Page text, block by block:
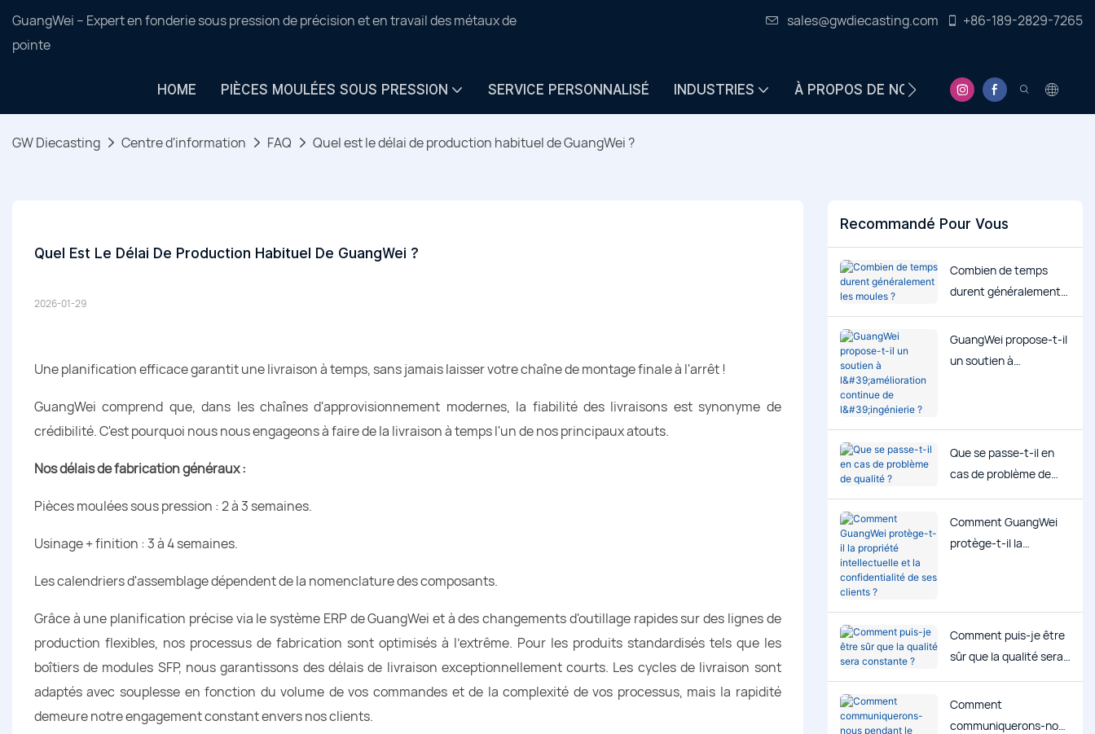
GuangWei – Expert en fonderie sous pression de précision et en travail des métaux de
pointe
sales@gwdiecasting.com +86-189-2829-7265
HOME PIÈCES MOULÉES SOUS PRESSION SERVICE PERSONNALISÉ INDUSTRIES À PROPOS DE NOUS CENTRE
GW Diecasting Centre d'information FAQ Quel est le délai de production habituel de GuangWei ?
Quel Est Le Délai De Production Habituel De GuangWei ?
2026-01-29
Une planification efficace garantit une livraison à temps, sans jamais laisser votre chaîne de montage finale à l'arrêt !
GuangWei comprend que, dans les chaînes d'approvisionnement modernes, la fiabilité des livraisons est synonyme de
crédibilité. C'est pourquoi nous nous engageons à faire de la livraison à temps l'un de nos principaux atouts.
Nos délais de fabrication généraux :
Pièces moulées sous pression : 2 à 3 semaines.
Usinage + finition : 3 à 4 semaines.
Les calendriers d'assemblage dépendent de la nomenclature des composants.
Grâce à une planification précise via le système ERP de GuangWei et à des changements d'outillage rapides sur des lignes de
production flexibles, nos processus de fabrication sont optimisés à l'extrême. Pour les produits standardisés tels que les
boîtiers de modules SFP, nous garantissons des délais de livraison exceptionnellement courts. Les cycles de livraison sont
adaptés avec souplesse en fonction du volume de vos commandes et de la complexité de vos processus, mais la rapidité
demeure notre engagement constant envers nos clients.
Recommandé Pour Vous
Combien de temps
durent généralement
les moules ?
GuangWei propose-t-il
un soutien à
Que se passe-t-il en
cas de problème de
qualité ?
Comment GuangWei
protège-t-il la
Comment puis-je être
sûr que la qualité sera
constante ?
Comment
communiquerons-nous